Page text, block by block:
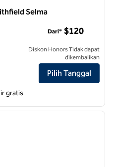
Selma
by Hilton Smithfield Selma
Dari* $120
Diskon Honors Tidak dapat
dikembalikan
Pilih Tanggal
gratis